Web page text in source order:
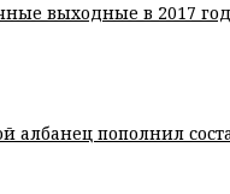
выходные в 2017
албанец пополнил